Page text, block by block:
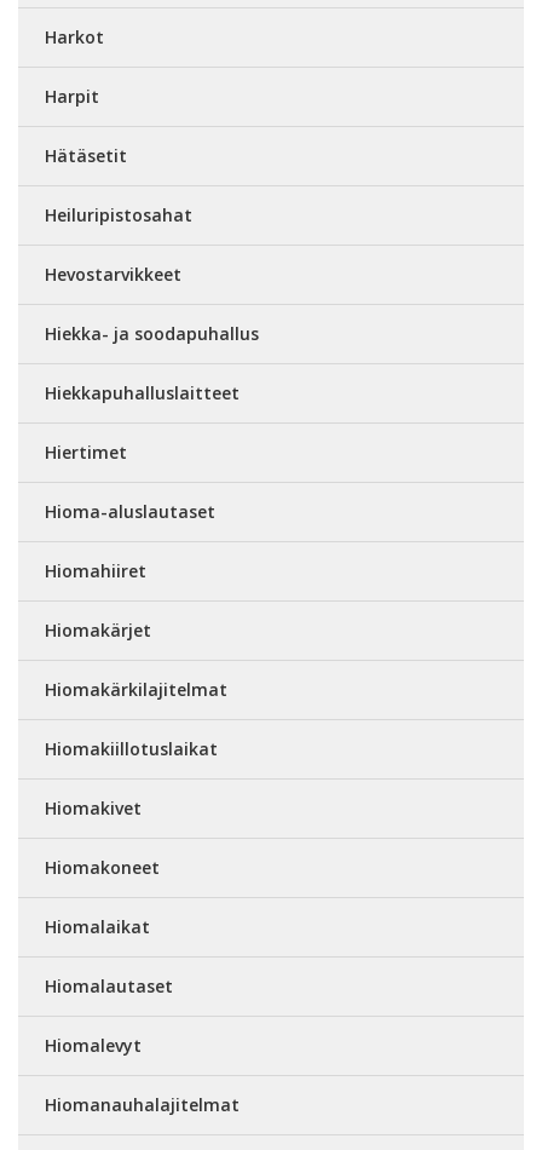
Harkot
Harpit
Hätäsetit
Heiluripistosahat
Hevostarvikkeet
Hiekka- ja soodapuhallus
Hiekkapuhalluslaitteet
Hiertimet
Hioma-aluslautaset
Hiomahiiret
Hiomakärjet
Hiomakärkilajitelmat
Hiomakiillotuslaikat
Hiomakivet
Hiomakoneet
Hiomalaikat
Hiomalautaset
Hiomalevyt
Hiomanauhalajitelmat